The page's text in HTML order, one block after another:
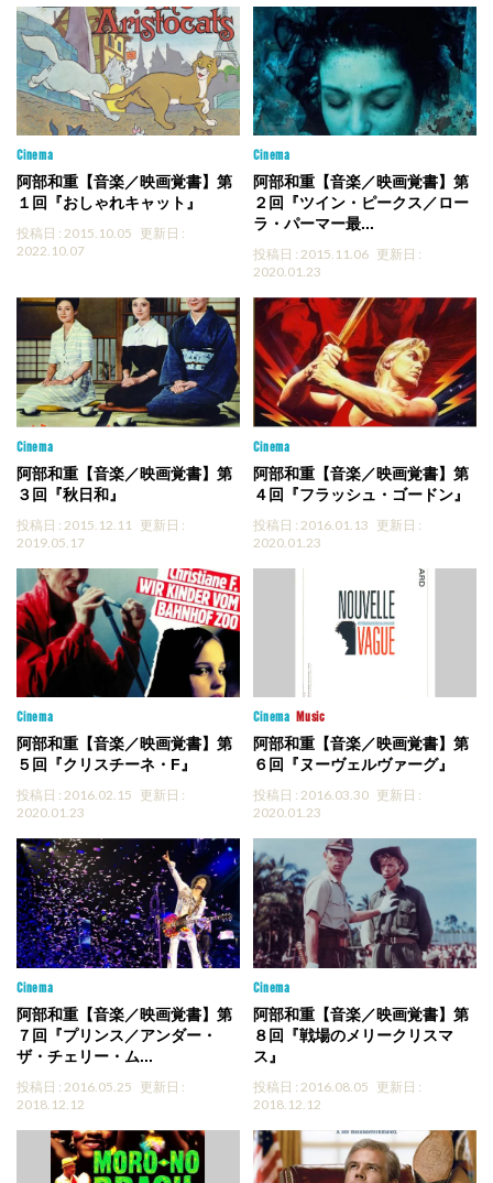
Cinema
阿部和重【音楽／映画覚書】第
１回『おしゃれキャット』
投稿日 : 2015.10.05 更新日 :
2022.10.07
Cinema
阿部和重【音楽／映画覚書】第
２回『ツイン・ピークス／ロー
ラ・パーマー最...
投稿日 : 2015.11.06 更新日 :
2020.01.23
Cinema
阿部和重【音楽／映画覚書】第
３回『秋日和』
投稿日 : 2015.12.11
更新日 :
2019.05.17
Cinema
阿部和重【音楽／映画覚書】第
４回『フラッシュ・ゴードン』
投稿日 : 2016.01.13 更新日 :
2020.01.23
Cinema
阿部和重【音楽／映画覚書】第
５回『クリスチーネ・F』
投稿日 : 2016.02.15 更新日 :
2020.01.23
Cinema Music
阿部和重【音楽／映画覚書】第
６回『ヌーヴェルヴァーグ』
投稿日 : 2016.03.30 更新日 :
2020.01.23
Cinema
阿部和重【音楽／映画覚書】第
７回『プリンス／アンダー・
ザ・チェリー・ム...
投稿日 : 2016.05.25 更新日 :
2018.12.12
Cinema
阿部和重【音楽／映画覚書】第
８回『戦場のメリークリスマ
ス』
投稿日 : 2016.08.05 更新日 :
2018.12.12